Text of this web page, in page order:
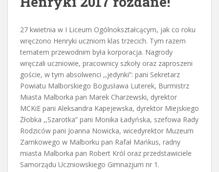
27 kwietnia w I Liceum Ogólnokształcącym, jak co roku
wręczono Henryki uczniom klas trzecich. Tym razem
tematem przewodnim była korporacja. Nagrody
wręczali uczniowie, pracownicy szkoły oraz zaproszeni
goście, w tym absolwenci ,,jedynki”: pani Sekretarz
Powiatu Malborskiego Bogusława Luterek, Burmistrz
Miasta Malborka pan Marek Charzewski, dyrektor
MCKiE pani Aleksandra Kapejewska, dyrektor Miejskiego
Żłobka ,,Szarotka” pani Monika Ładyńska, szefowa Rady
Rodziców pani Joanna Nowicka, wicedyrektor Muzeum
Zamkowego w Malborku pan Rafał Mańkus, radny
miasta Malborka pan Robert Król oraz przedstawiciele
Samorządu Uczniowskiego Gimnazjum nr 1.